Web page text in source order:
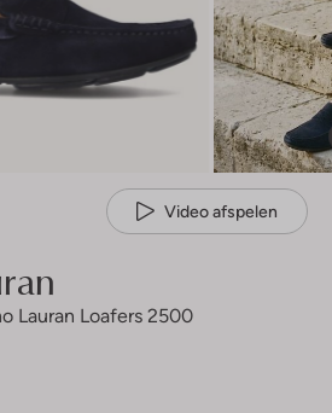
Video afspelen
Lauran Loafers 2500